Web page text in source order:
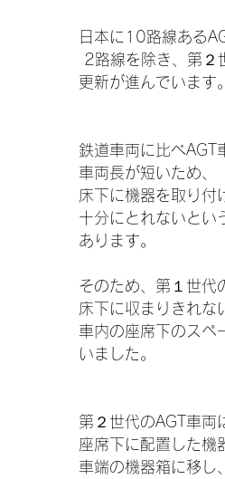
日本に10路線ある
2路線を除き、第２
更新が進んでいます。
鉄道車両に比べAGT
車両長が短いため、
床下に機器を取り付
十分にとれないとい
あります。
そのため、第１世代
床下に収まりきれな
車内の座席下のスペ
いました。
第２世代のAGT車両
座席下に配置した機
車端の機器箱に移し、